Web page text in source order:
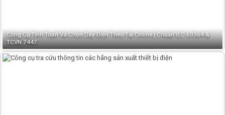
Công Cụ Tính Toán Và Chọn Dây Điện Theo Tải Online | Chuẩn IEC 60364 &
TCVN 7447